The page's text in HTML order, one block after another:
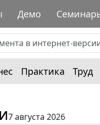
Демо
Практика Труд
7 августа 2026